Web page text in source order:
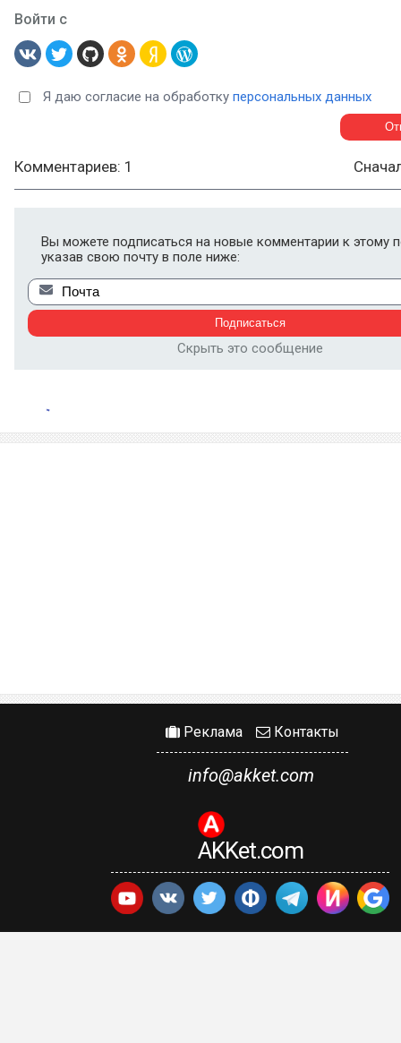
Войти с
Я даю согласие на обработку персональных данных
Комментариев: 1
Вы можете подписаться на новые комментарии к этому
указав свою почту в поле ниже:
Скрыть это сообщение
Реклама Контакты
info@akket.com
AKKet.com